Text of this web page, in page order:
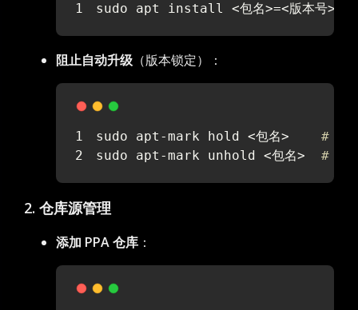
sudo apt install <包名>=<版本号>
阻止自动升级 （版本锁定）：
sudo apt-mark hold <包名> # 锁
sudo apt-mark unhold <包名> # 解
2. 仓库源管理
添加 PPA 仓库 ：